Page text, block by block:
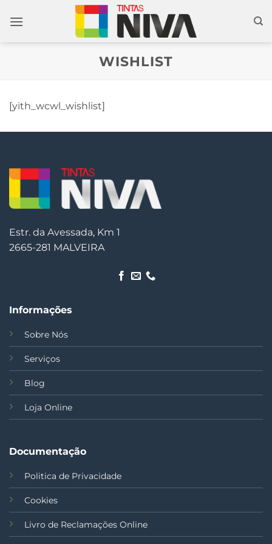
WISHLIST
[yith_wcwl_wishlist]
Estr. da Avessada, Km 1
2665-281 MALVEIRA
Informações
Sobre Nós
Serviços
Blog
Loja Online
Documentação
Politica de Privacidade
Cookies
Livro de Reclamações Online